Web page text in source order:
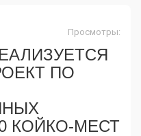
Просмотры:
ПО
КОЙКО-МЕСТ